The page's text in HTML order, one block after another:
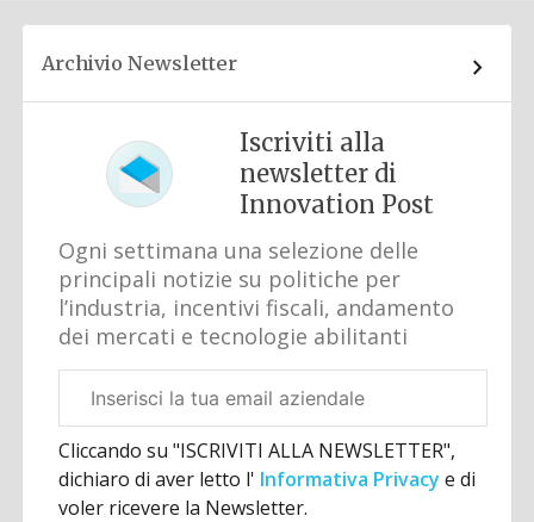
Archivio Newsletter
Iscriviti alla
newsletter di
Innovation Post
Ogni settimana una selezione delle
principali notizie su politiche per
l’industria, incentivi fiscali, andamento
dei mercati e tecnologie abilitanti
aziendale
Cliccando su "ISCRIVITI ALLA NEWSLETTER",
dichiaro di aver letto l' Informativa Privacye di
voler ricevere la Newsletter.